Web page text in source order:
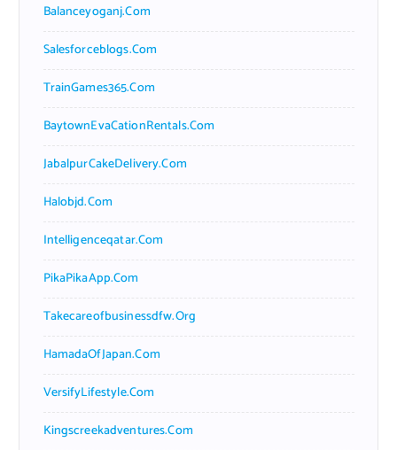
Balanceyoganj.com
Salesforceblogs.com
TrainGames365.com
BaytownEvaCationRentals.com
JabalpurCakeDelivery.com
Halobjd.com
Intelligenceqatar.com
PikaPikaApp.com
Takecareofbusinessdfw.org
HamadaOfJapan.com
VersifyLifestyle.com
Kingscreekadventures.com